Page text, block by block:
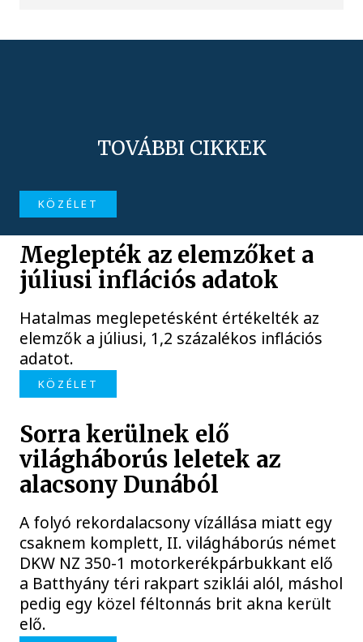
TOVÁBBI CIKKEK
KÖZÉLET
Meglepték az elemzőket a
júliusi inflációs adatok
Hatalmas meglepetésként értékelték az
elemzők a júliusi, 1,2 százalékos inflációs
adatot.
KÖZÉLET
Sorra kerülnek elő
világháborús leletek az
alacsony Dunából
A folyó rekordalacsony vízállása miatt egy
csaknem komplett, II. világháborús német
DKW NZ 350-1 motorkerékpárbukkant elő
a Batthyány téri rakpart sziklái alól, máshol
pedig egy közel féltonnás brit akna került
elő.